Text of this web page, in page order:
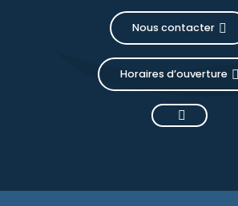
Nous contacter
Horaires d’ouverture